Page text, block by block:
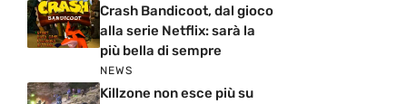
Crash Bandicoot, dal gioco
alla serie Netflix: sarà la
più bella di sempre
NEWS
Killzone non esce più su